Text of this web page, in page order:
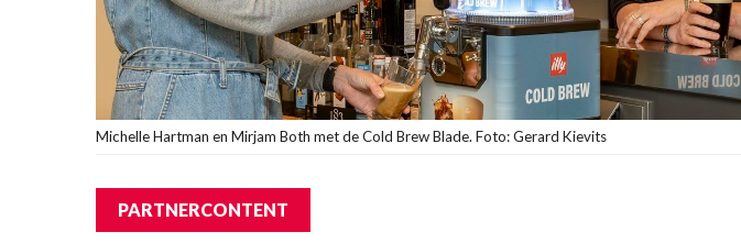
Michelle Hartman en Mirjam Both met de Cold Brew Blade. Foto: Gerard Kievits
PARTNERCONTENT